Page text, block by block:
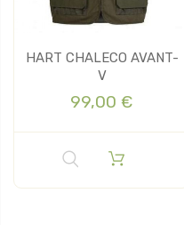
HART CHALECO AVANT-
V
99,00 €